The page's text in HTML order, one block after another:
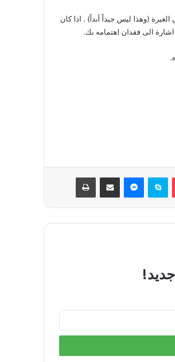
(وهذا ليس جيداً أبداً) . اذا كان
الى فقدان اهتمامه بك.
بوكيت سكايب ماسنجر مشاركة عبر البريد طباعة